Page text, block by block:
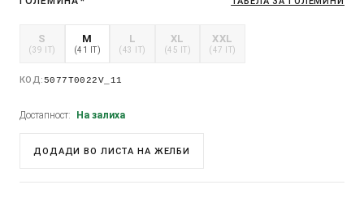
S
(39 IT)
M
(41 IT)
L
(43 IT)
XL
(45 IT)
XXL
(47 IT)
КОД:5077T0022V_11
Достапност: На залиха
ДОДАДИ ВО ЛИСТА НА ЖЕЛБИ